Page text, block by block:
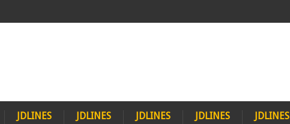
JDLINES JDLINES JDLINES JDLINES JDLINES